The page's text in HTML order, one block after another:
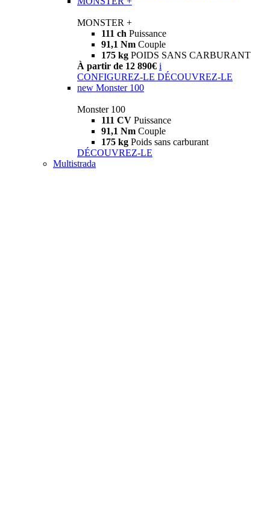
MONSTER +
111 ch Puissance
91,1 Nm Couple
175 kg POIDS SANS CARBURANT
À partir de 12 890€ i
CONFIGUREZ-LE DÉCOUVREZ-LE
new Monster 100
Monster 100
111 CV Puissance
91,1 Nm Couple
175 kg Poids sans carburant
DÉCOUVREZ-LE
Multistrada